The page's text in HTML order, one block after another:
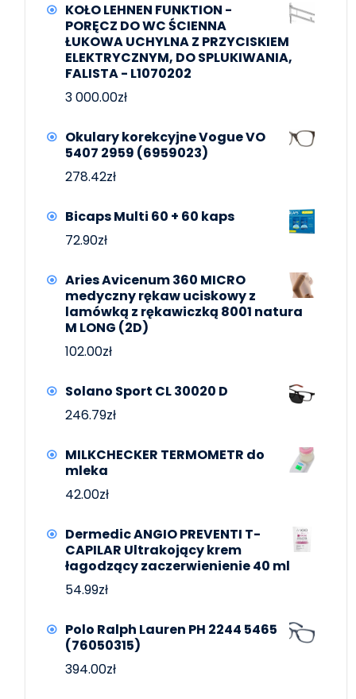
KOŁO LEHNEN FUNKTION -
PORĘCZ DO WC ŚCIENNA
ŁUKOWA UCHYLNA Z PRZYCISKIEM
ELEKTRYCZNYM, DO SPLUKIWANIA,
FALISTA - L1070202
3 000.00zł
Okulary korekcyjne Vogue VO
5407 2959 (6959023)
278.42zł
Bicaps Multi 60 + 60 kaps
72.90zł
Aries Avicenum 360 MICRO
medyczny rękaw uciskowy z
lamówką z rękawiczką 8001 natura
M LONG (2D)
102.00zł
Solano Sport CL 30020 D
246.79zł
MILKCHECKER TERMOMETR do
mleka
42.00zł
Dermedic ANGIO PREVENTI T-
CAPILAR Ultrakojący krem
łagodzący zaczerwienienie 40 ml
54.99zł
Polo Ralph Lauren PH 2244 5465
(76050315)
394.00zł